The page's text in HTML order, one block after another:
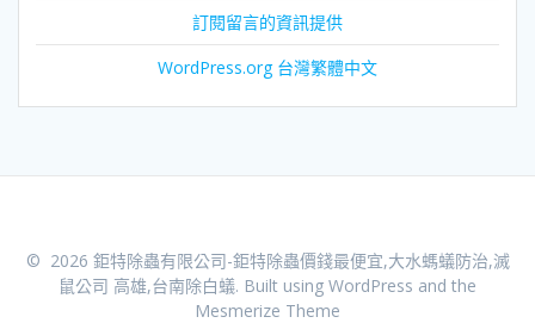
訂閱留言的資訊提供
WordPress.org 台灣繁體中文
© 2026 鉅特除蟲有限公司-鉅特除蟲價錢最便宜,大水螞蟻防治,滅
鼠公司 高雄,台南除白蟻. Built using WordPress and the
Mesmerize Theme